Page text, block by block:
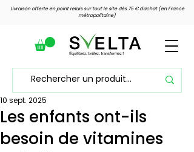
Voir les points
Livraison offerte en point relais sur tout le site dès 75 € d'achat (en France
métropolitaine)
Les enfants ont-ils
besoin de vitamines
10 sept. 2025